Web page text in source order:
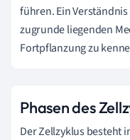
führen. Ein Verständnis
zugrunde liegenden
Fortpflanzung zu
Phasen des
Der Zellzyklus besteht